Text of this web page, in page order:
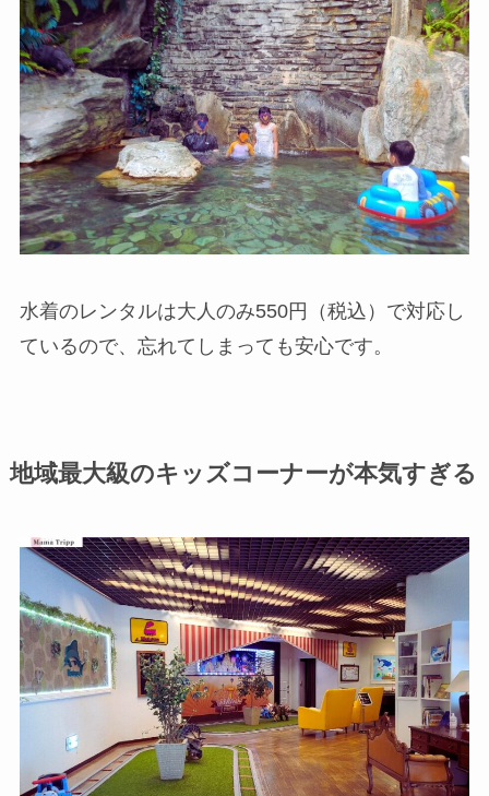
水着のレンタルは大人のみ550円（税込）で対応し
ているので、忘れてしまっても安心です。
地域最大級のキッズコーナーが本気すぎる